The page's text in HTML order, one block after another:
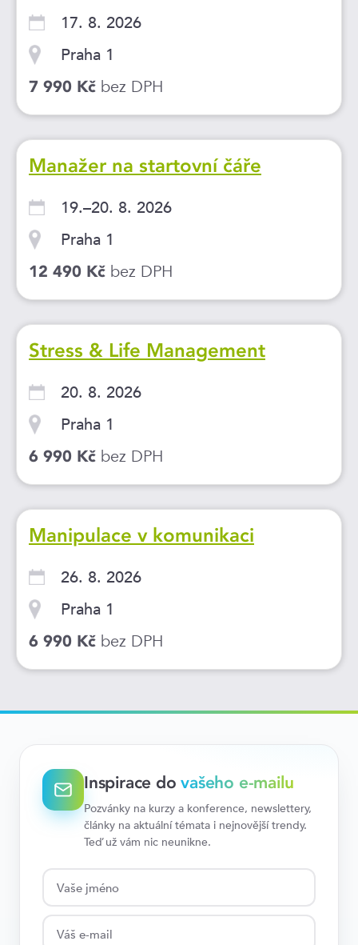
17. 8. 2026
Praha 1
7 990 Kč bez DPH
Manažer na startovní čáře
19.–20. 8. 2026
Praha 1
12 490 Kč bez DPH
Stress & Life Management
20. 8. 2026
Praha 1
6 990 Kč bez DPH
Manipulace v komunikaci
26. 8. 2026
Praha 1
6 990 Kč bez DPH
Inspirace dovašeho e-mailu
Pozvánky na kurzy a konference, newslettery,
články na aktuální témata i nejnovější trendy.
Teď už vám nic neunikne.